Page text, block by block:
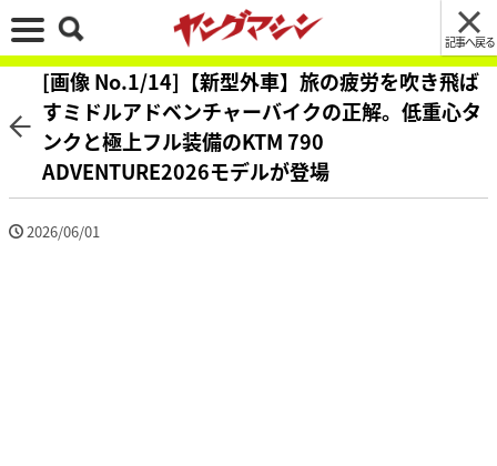
記事へ戻る
[画像 No.1/14]【新型外車】旅の疲労を吹き飛ば
すミドルアドベンチャーバイクの正解。低重心タ
ンクと極上フル装備のKTM 790
ADVENTURE2026モデルが登場
2026/06/01